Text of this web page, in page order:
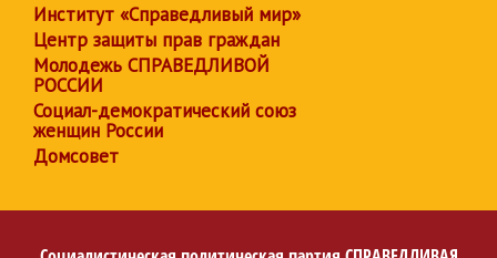
Институт «Справедливый мир»
Центр защиты прав граждан
Молодежь СПРАВЕДЛИВОЙ
РОССИИ
Социал-демократический союз
женщин России
Домсовет